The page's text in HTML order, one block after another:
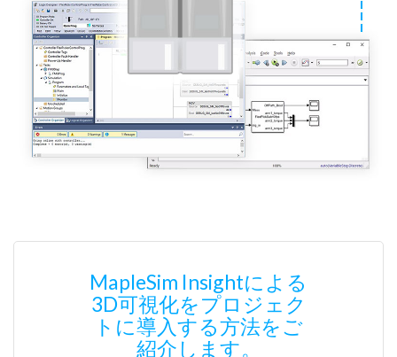
MapleSim Insightによる
3D可視化をプロジェク
トに導入する方法をご
紹介します。